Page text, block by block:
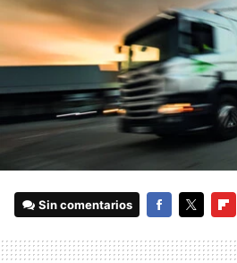
Sin comentarios